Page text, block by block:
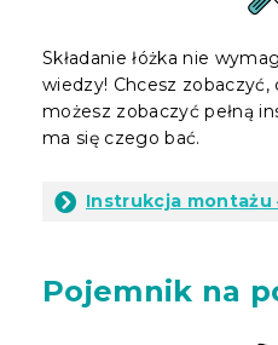
Składanie łóżka nie
wiedzy! Chcesz zobaczyć,
możesz zobaczyć pełną
ma się czego bać.
Instrukcja montażu
Pojemnik na